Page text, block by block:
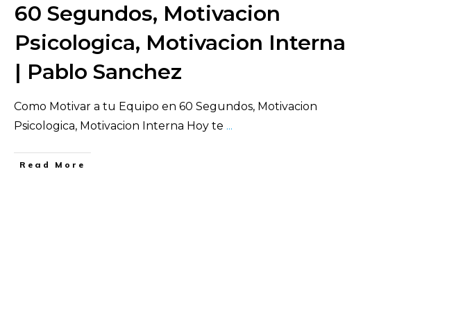
60 Segundos, Motivacion
Psicologica, Motivacion Interna
| Pablo Sanchez
Como Motivar a tu Equipo en 60 Segundos, Motivacion
Psicologica, Motivacion Interna Hoy te ...
​Read More